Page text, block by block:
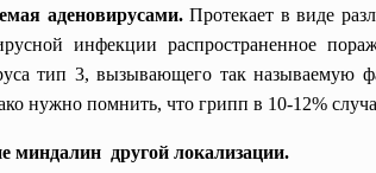
аденовирусами.Протекает в виде
инфекции распространенное
тип 3, вызывающего так называемую
нужно помнить, что грипп в 10-12%
миндалин другой локализации.